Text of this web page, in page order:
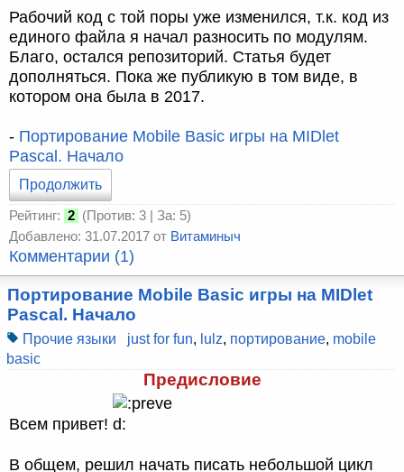
Рабочий код с той поры уже изменился, т.к. код из
единого файла я начал разносить по модулям.
Благо, остался репозиторий. Статья будет
дополняться. Пока же публикую в том виде, в
котором она была в 2017.
- Портирование Mobile Basic игры на MIDlet
Pascal. Начало
Продолжить
Рейтинг: 2 (Против: 3 | За: 5)
Добавлено: 31.07.2017 от Витаминыч
Комментарии (1)
Портирование Mobile Basic игры на MIDlet
Pascal. Начало
Прочие языки just for fun, lulz, портирование, mobile
basic
Предисловие
Всем привет!
В общем, решил начать писать небольшой цикл